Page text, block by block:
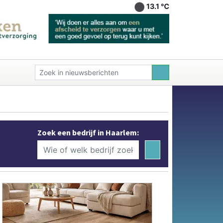
13.1 ℃
Zoek een bedrijf in Haarlem: